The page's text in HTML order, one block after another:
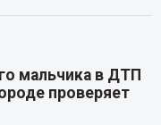
мальчика в ДТП
проверяет